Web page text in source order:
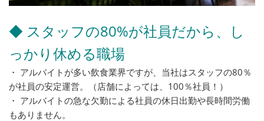
◆ スタッフの80%が社員だから、し
っかり休める職場
・ アルバイトが多い飲食業界ですが、当社はスタッフの80％
が社員の安定運営。（店舗によっては、100％社員！）
・ アルバイトの急な欠勤による社員の休日出勤や長時間労働
もありません。